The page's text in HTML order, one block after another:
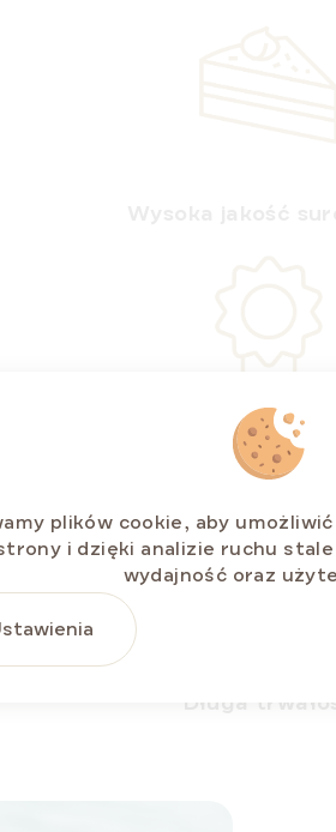
plików cookie, aby
i dzięki analizie ruchu
wydajność oraz
Bez konserwantów i
Długa